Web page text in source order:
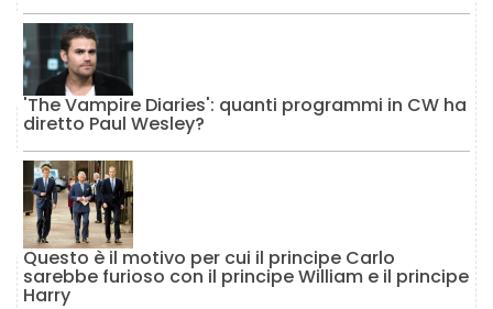
'The Vampire Diaries': quanti programmi in CW ha
diretto Paul Wesley?
Questo è il motivo per cui il principe Carlo
sarebbe furioso con il principe William e il principe
Harry